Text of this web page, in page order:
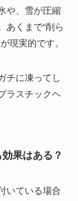
や、雪が圧縮
あくまで“削ら
現実的です。
チに凍ってし
ラスチックヘ
果はある？
いている場合